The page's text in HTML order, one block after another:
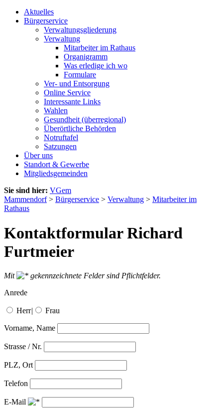
Aktuelles
Bürgerservice
Verwaltungsgliederung
Verwaltung
Mitarbeiter im Rathaus
Organigramm
Was erledige ich wo
Formulare
Ver- und Entsorgung
Online Service
Interessante Links
Wahlen
Gesundheit (überregional)
Überörtliche Behörden
Notruftafel
Satzungen
Über uns
Standort & Gewerbe
Mitgliedsgemeinden
Sie sind hier: VGem
Mammendorf> Bürgerservice > Verwaltung > Mitarbeiter im
Rathaus
Kontaktformular Richard
Furtmeier
Mit
gekennzeichnete Felder sind Pflichtfelder.
Anrede
Herr| Frau
Vorname, Name
Strasse / Nr.
PLZ, Ort
Telefon
E-Mail